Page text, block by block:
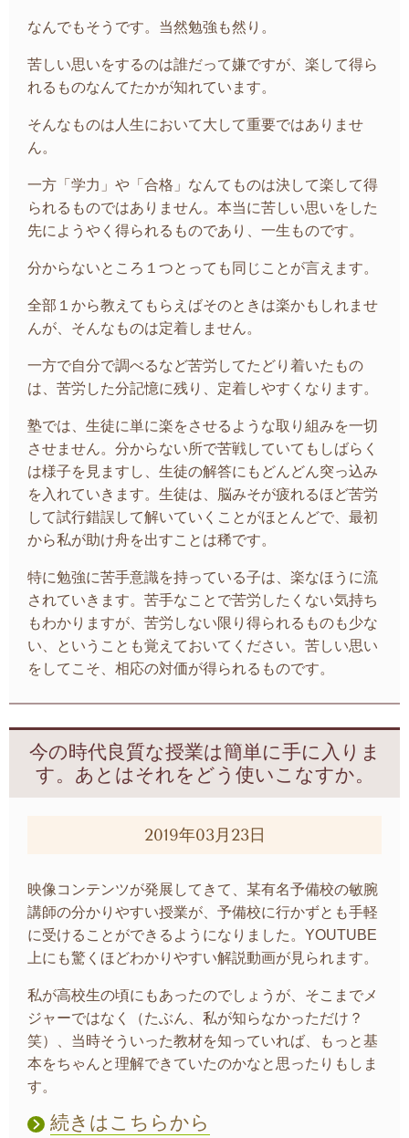
なんでもそうです。当然勉強も然り。
苦しい思いをするのは誰だって嫌ですが、楽して得ら
れるものなんてたかが知れています。
そんなものは人生において大して重要ではありませ
ん。
一方「学力」や「合格」なんてものは決して楽して得
られるものではありません。本当に苦しい思いをした
先にようやく得られるものであり、一生ものです。
分からないところ１つとっても同じことが言えます。
全部１から教えてもらえばそのときは楽かもしれませ
んが、そんなものは定着しません。
一方で自分で調べるなど苦労してたどり着いたもの
は、苦労した分記憶に残り、定着しやすくなります。
塾では、生徒に単に楽をさせるような取り組みを一切
させません。分からない所で苦戦していてもしばらく
は様子を見ますし、生徒の解答にもどんどん突っ込み
を入れていきます。生徒は、脳みそが疲れるほど苦労
して試行錯誤して解いていくことがほとんどで、最初
から私が助け舟を出すことは稀です。
特に勉強に苦手意識を持っている子は、楽なほうに流
されていきます。苦手なことで苦労したくない気持ち
もわかりますが、苦労しない限り得られるものも少な
い、ということも覚えておいてください。苦しい思い
をしてこそ、相応の対価が得られるものです。
今の時代良質な授業は簡単に手に入りま
す。あとはそれをどう使いこなすか。
2019年03月23日
映像コンテンツが発展してきて、某有名予備校の敏腕
講師の分かりやすい授業が、予備校に行かずとも手軽
に受けることができるようになりました。YOUTUBE
上にも驚くほどわかりやすい解説動画が見られます。
私が高校生の頃にもあったのでしょうが、そこまでメ
ジャーではなく（たぶん、私が知らなかっただけ？
笑）、当時そういった教材を知っていれば、もっと基
本をちゃんと理解できていたのかなと思ったりもしま
す。
続きはこちらから